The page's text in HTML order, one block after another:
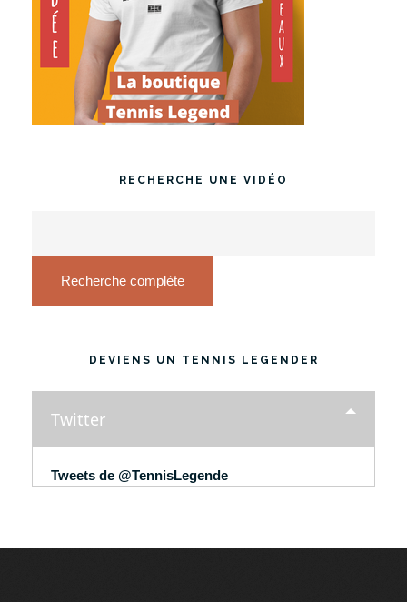
RECHERCHE UNE VIDÉO
Recherche complète
DEVIENS UN TENNIS LEGENDER
Twitter
Tweets de @TennisLegende